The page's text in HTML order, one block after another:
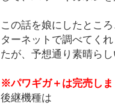
この話を娘にしたとこ
ターネットで調べてく
たが、予想通り素晴ら
※パワギガ＋は完売しま
後継機種は